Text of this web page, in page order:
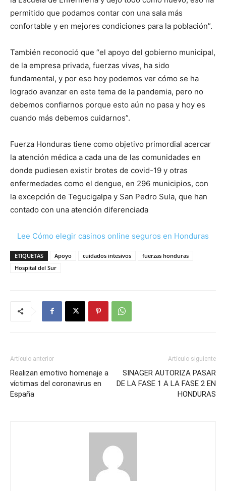
permitido que podamos contar con una sala más
confortable y en mejores condiciones para la población”.
También reconoció que “el apoyo del gobierno municipal,
de la empresa privada, fuerzas vivas, ha sido
fundamental, y por eso hoy podemos ver cómo se ha
logrado avanzar en este tema de la pandemia, pero no
debemos confiarnos porque esto aún no pasa y hoy es
cuando más debemos cuidarnos”.
Fuerza Honduras tiene como objetivo primordial acercar
la atención médica a cada una de las comunidades en
donde pudiesen existir brotes de covid-19 y otras
enfermedades como el dengue, en 296 municipios, con
la excepción de Tegucigalpa y San Pedro Sula, que han
contado con una atención diferenciada
Lee Cómo elegir casinos online seguros en Honduras
ETIQUETAS Apoyo cuidados intesivos
fuerzas honduras
Hospital del Sur
Artículo anterior
Realizan emotivo homenaje a
víctimas del coronavirus en
España
Artículo siguiente
SINAGER AUTORIZA PASAR
DE LA FASE 1 A LA FASE 2 EN
HONDURAS